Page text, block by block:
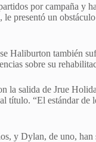
por campaña y
presentó un
Haliburton también
sobre su
la salida de Jrue
título. “El estándar de
y Dylan, de uno,